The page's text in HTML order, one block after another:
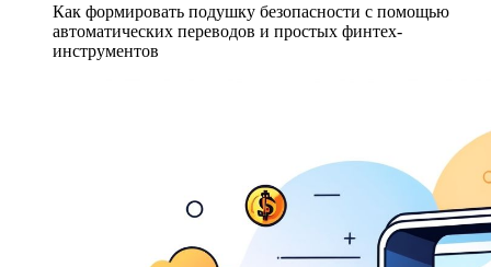
Как формировать подушку безопасности с помощью
автоматических переводов и простых финтех-
инструментов